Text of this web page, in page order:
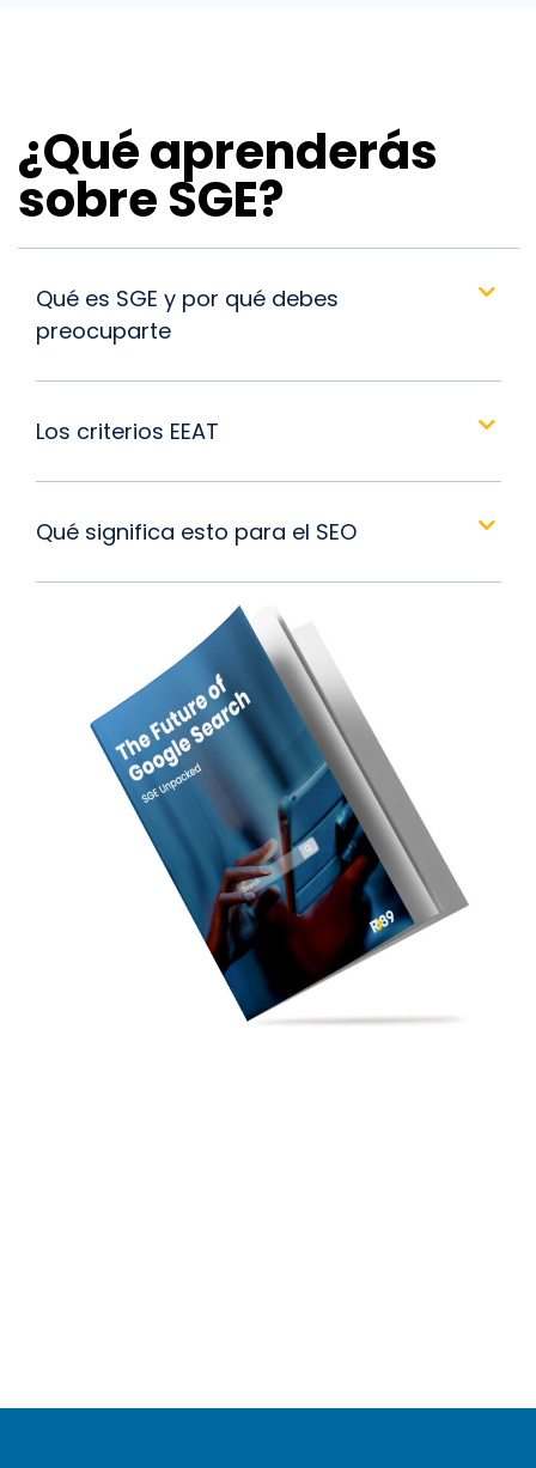
¿Qué aprenderás
sobre SGE?
Qué es SGE y por qué debes
preocuparte
Los criterios EEAT
Qué significa esto para el SEO